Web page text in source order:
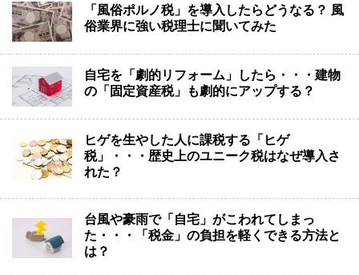
「風俗ポルノ税」を導入したらどうなる？ 風
俗業界に強い税理士に聞いてみた
自宅を「劇的リフォーム」したら・・・建物
の「固定資産税」も劇的にアップする？
ヒゲを生やした人に課税する「ヒゲ
税」・・・歴史上のユニーク税はなぜ導入さ
れた？
台風や豪雨で「自宅」がこわれてしまっ
た・・・「税金」の負担を軽くできる方法と
は？